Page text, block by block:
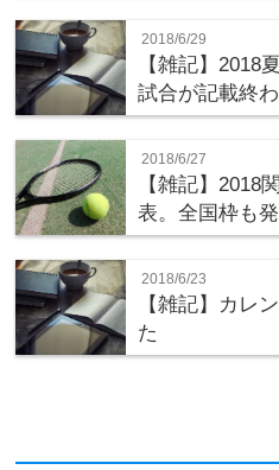
2018/6/29
【雑記】2018
試合が記載終わ
2018/6/27
【雑記】2018
表。全国枠も
2018/6/23
【雑記】カレ
た